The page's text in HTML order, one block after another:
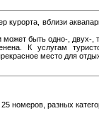
курорта, вблизи
быть одно-, двух-,
К услугам
место для
номеров, разных